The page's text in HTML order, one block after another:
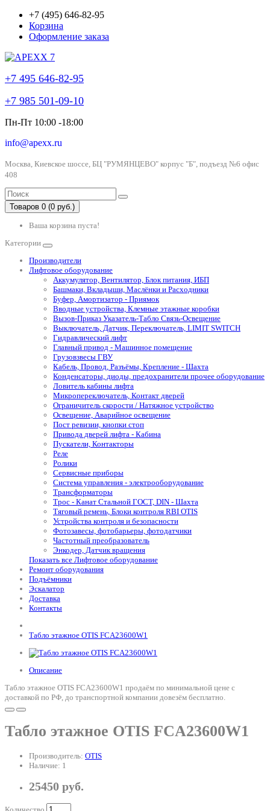
+7 (495) 646-82-95
Корзина
Оформление заказа
+7 495 646-82-95
+7 985 501-09-10
Пн-Пт 10:00 -18:00
info@apexx.ru
Москва, Киевское шоссе, БЦ "РУМЯНЦЕВО" корпус "Б", подъезд №6 офис
408
Товаров 0 (0 руб.)
Ваша корзина пуста!
Категории
Производители
Лифтовое оборудование
Аккумулятор, Вентилятор, Блок питания, ИБП
Башмаки, Вкладыши, Маслёнки и Расходники
Буфер, Амортизатор - Приямок
Вводные устройства, Клемные этажные коробки
Вызов-Приказ Указатель-Табло Связь-Освещение
Выключатель, Датчик, Переключатель, LIMIT SWITCH
Гидравлический лифт
Главный привод - Машинное помещение
Грузовзвесы ГВУ
Кабель, Провод, Разъёмы, Крепление - Шахта
Конденсаторы, диоды, предохранители прочее оборудование
Ловитель кабины лифта
Микропереключатель, Контакт дверей
Ограничитель скорости / Натяжное устройство
Освещение, Аварийное освещение
Пост ревизии, кнопки стоп
Привода дверей лифта - Кабина
Пускатели, Контакторы
Реле
Ролики
Сервисные приборы
Система управления - электрооборудование
Трансформаторы
Трос - Канат Стальной ГОСТ, DIN - Шахта
Тяговый ремень, Блоки контроля RBI OTIS
Устройства контроля и безопасности
Фотозавесы, фотобарьеры, фотодатчики
Частотный преобразователь
Энкодер, Датчик вращения
Показать все Лифтовое оборудование
Ремонт оборудования
Подъёмники
Эскалатор
Доставка
Контакты
Табло этажное OTIS FCA23600W1
Описание
Табло этажное OTIS FCA23600W1 продаём по минимальной цене с
доставкой по РФ, до транспортной компании довезём бесплатно.
Табло этажное OTIS FCA23600W1
Производитель: OTIS
Наличие: 1
25450 руб.